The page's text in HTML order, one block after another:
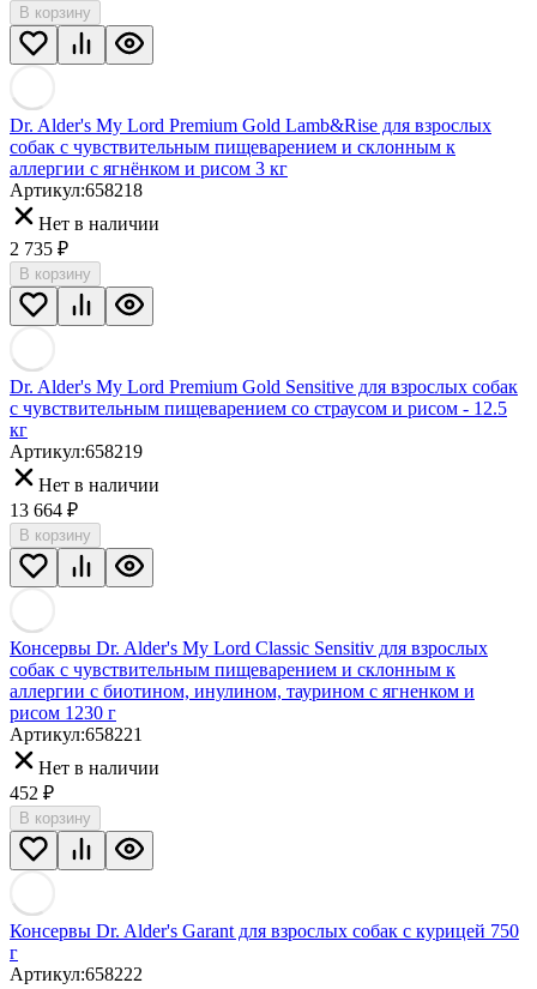
В корзину
Dr. Alder's My Lord Premium Gold Lamb&Rise для взрослых
собак с чувствительным пищеварением и склонным к
аллергии с ягнёнком и рисом 3 кг
Артикул:658218
Нет в наличии
2 735 ₽
В корзину
Dr. Alder's My Lord Premium Gold Sensitive для взрослых собак
с чувствительным пищеварением со страусом и рисом - 12.5
кг
Артикул:658219
Нет в наличии
13 664 ₽
В корзину
Консервы Dr. Alder's My Lord Classic Sensitiv для взрослых
собак с чувствительным пищеварением и склонным к
аллергии c биотином, инулином, таурином с ягненком и
рисом 1230 г
Артикул:658221
Нет в наличии
452 ₽
В корзину
Консервы Dr. Alder's Garant для взрослых собак с курицей 750
г
Артикул:658222